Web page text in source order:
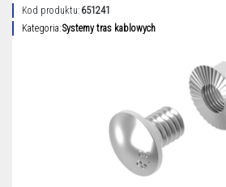
Kod produktu: 651241
Kategoria:Systemy tras kablowych